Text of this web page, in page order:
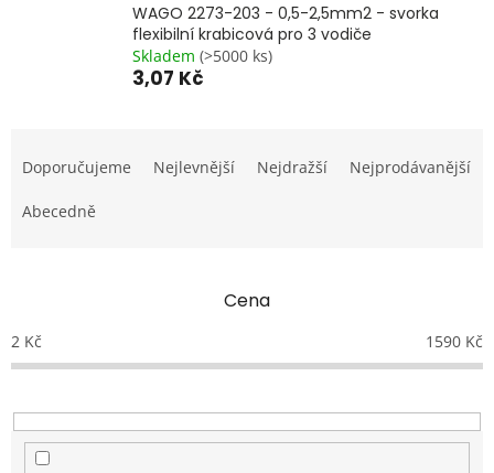
WAGO 2273-203 - 0,5-2,5mm2 - svorka
flexibilní krabicová pro 3 vodiče
Skladem (>5000 ks)
3,07 Kč
a
e
o
d
k
t
Doporučujeme Nejlevnější Nejdražší Nejprodávanější
Abecedně
Cena
2 Kč 1590 Kč